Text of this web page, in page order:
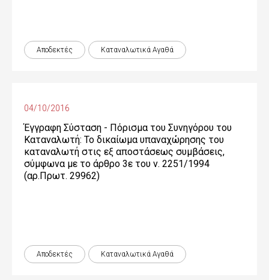
Αποδεκτές Καταναλωτικά Αγαθά
04/10/2016
Έγγραφη Σύσταση - Πόρισμα του Συνηγόρου του
Καταναλωτή: Το δικαίωμα υπαναχώρησης του
καταναλωτή στις εξ αποστάσεως συμβάσεις,
σύμφωνα με το άρθρο 3ε του ν. 2251/1994
(αρ.Πρωτ. 29962)
Αποδεκτές Καταναλωτικά Αγαθά